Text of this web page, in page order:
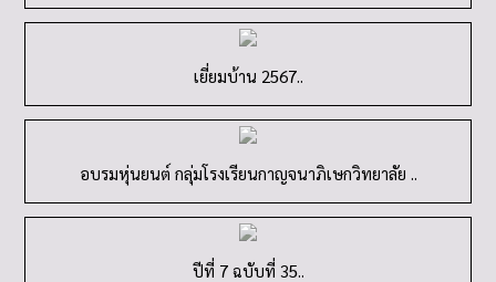
เยี่ยมบ้าน 2567..
อบรมหุ่นยนต์ กลุ่มโรงเรียนกาญจนาภิเษกวิทยาลัย ..
ปีที่ 7 ฉบับที่ 35..